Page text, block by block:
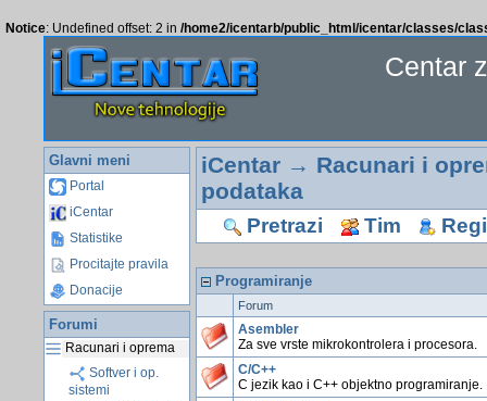
Notice: Undefined offset: 2 in /home2/icentarb/public_html/icentar/classes/
Centar
Glavni meni
Portal
iCentar
Statistike
Procitajte pravila
Donacije
Forumi
Racunari i oprema
Softver i op.
sistemi
iCentar→ Racunari i
podataka
Pretrazi Tim
Programiranje
Forum
Asembler
Za sve vrste mikrokontrolera i procesora.
C/C++
C jezik kao i C++ objektno programiranje.